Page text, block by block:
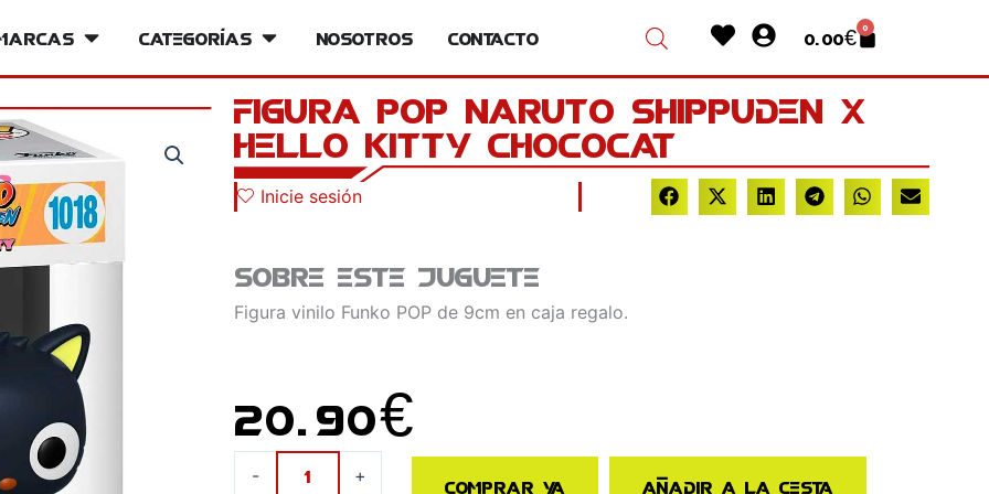
Open MarcasCategorías Open Categorías
Nosotros Contacto HeartUser-
circle
0.00€ 0
Cart
Figura POP Naruto Shippuden X
Hello Kitty Chococat
Inicie sesión
Sobre este juguete
Figura vinilo Funko POP de 9cm en caja regalo.
20.90€
- + Comprar ya Añadir a la cesta